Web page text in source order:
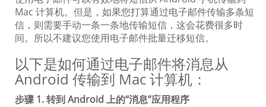
Mac 计算机。但是，如果您打算通过电子邮件传输多条短
信，则需要手动一条一条地传输短信，这会花费很多时
间。所以不建议您使用电子邮件批量迁移短信。
以下是如何通过电子邮件将消息从
Android 传输到 Mac 计算机：
步骤 1. 转到 Android 上的“消息”应用程序